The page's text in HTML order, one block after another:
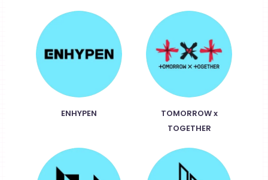
ENHYPEN
TOMORROW x
TOGETHER